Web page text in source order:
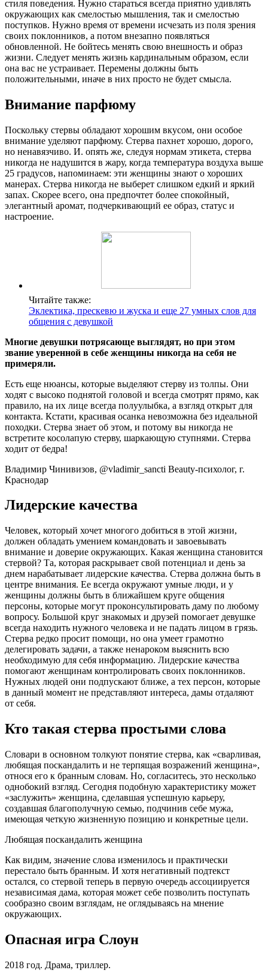
стиля поведения. Нужно стараться всегда приятно удивлять
окружающих как смелостью мышления, так и смелостью
поступков. Нужно время от времени исчезать из поля зрения
своих поклонников, а потом внезапно появляться
обновленной. Не бойтесь менять свою внешность и образ
жизни. Следует менять жизнь кардинальным образом, если
она вас не устраивает. Перемены должны быть
положительными, иначе в них просто не будет смысла.
Внимание парфюму
Поскольку стервы обладают хорошим вкусом, они особое
внимание уделяют парфюму. Стерва пахнет хорошо, дорого,
но ненавязчиво. И. опять же, следуя нормам этикета, стерва
никогда не надушится в жару, когда температура воздуха выше
25 градусов, напоминаем: эти женщины знают о хороших
манерах. Стерва никогда не выберет слишком едкий и яркий
запах. Скорее всего, она предпочтет более спокойный,
элегантный аромат, подчеркивающий ее образ, статус и
настроение.
Читайте также:
Эклектика, прескевю и жуска и еще 27 умных слов для
общения с девушкой
Многие девушки потрясающе выглядят, но при этом
звание уверенной в себе женщины никогда на себя не
примеряли.
Есть еще нюансы, которые выделяют стерву из толпы. Они
ходят с высоко поднятой головой и всегда смотрят прямо, как
правило, на их лице всегда полуулыбка, а взгляд открыт для
контакта. Кстати, красивая осанка невозможна без идеальной
походки. Стерва знает об этом, и потому вы никогда не
встретите косолапую стерву, шаркающую ступнями. Стерва
ходит от бедра!
Владимир Чинивизов, @vladimir_sancti Beauty-психолог, г.
Краснодар
Лидерские качества
Человек, который хочет многого добиться в этой жизни,
должен обладать умением командовать и завоевывать
внимание и доверие окружающих. Какая женщина становится
стервой? Та, которая раскрывает свой потенциал и день за
днем нарабатывает лидерские качества. Стерва должна быть в
центре внимания. Ее всегда окружают умные люди, и у
женщины должны быть в ближайшем круге общения
персоны, которые могут проконсультировать даму по любому
вопросу. Большой круг знакомых и друзей помогает девушке
всегда находить нужного человека и не падать лицом в грязь.
Стерва редко просит помощи, но она умеет грамотно
делегировать задачи, а также ненароком выяснить всю
необходимую для себя информацию. Лидерские качества
помогают женщинам контролировать своих поклонников.
Нужных людей они подпускают ближе, а тех персон, которые
в данный момент не представляют интереса, дамы отдаляют
от себя.
Кто такая стерва простыми слова
Словари в основном толкуют понятие стерва, как «сварливая,
любящая поскандалить и не терпящая возражений женщина»,
относя его к бранным словам. Но, согласитесь, это несколько
однобокий взгляд. Сегодня подобную характеристику может
«заслужить» женщина, сделавшая успешную карьеру,
создавшая благополучную семью, подчинив себе мужа,
имеющая четкую жизненную позицию и конкретные цели.
Любящая поскандалить женщина
Как видим, значение слова изменилось и практически
перестало быть бранным. И хотя негативный подтекст
остался, со стервой теперь в первую очередь ассоциируется
независимая дама, которая может себе позволить поступать
сообразно своим взглядам, не оглядываясь на мнение
окружающих.
Опасная игра Слоун
2018 год. Драма, триллер.